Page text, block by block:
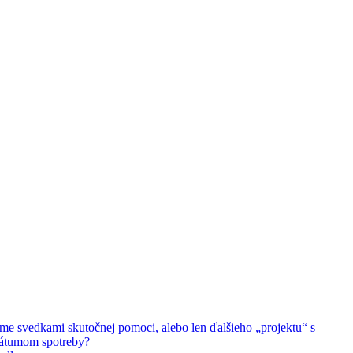
svedkami skutočnej pomoci, alebo len ďalšieho „projektu“ s
spotreby?